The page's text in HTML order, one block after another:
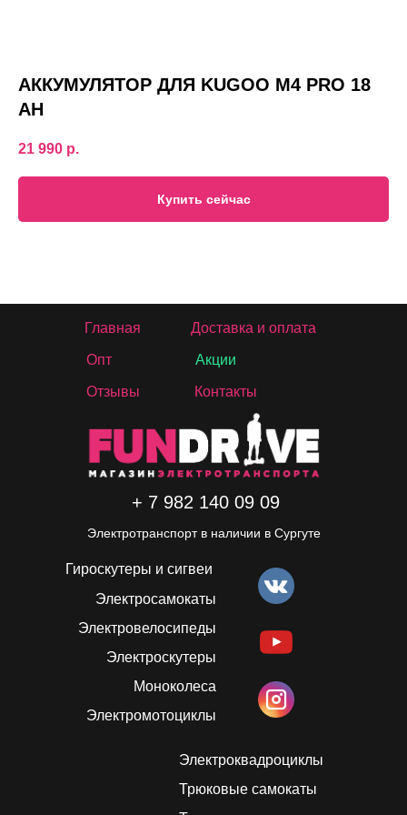
АККУМУЛЯТОР ДЛЯ KUGOO М4 PRO 18
AH
21 990 р.
Купить сейчас
Гироскутеры и сигвеи
Электросамокаты
Электровелосипеды
Электроскутеры
Моноколеса
Электромотоциклы
Электроквадроциклы
Трюковые самокаты
Главная Доставка и оплата
Опт
Отзывы
Акции
Контакты
+ 7 982 140 09 09
Электротранспорт в наличии в Сургуте